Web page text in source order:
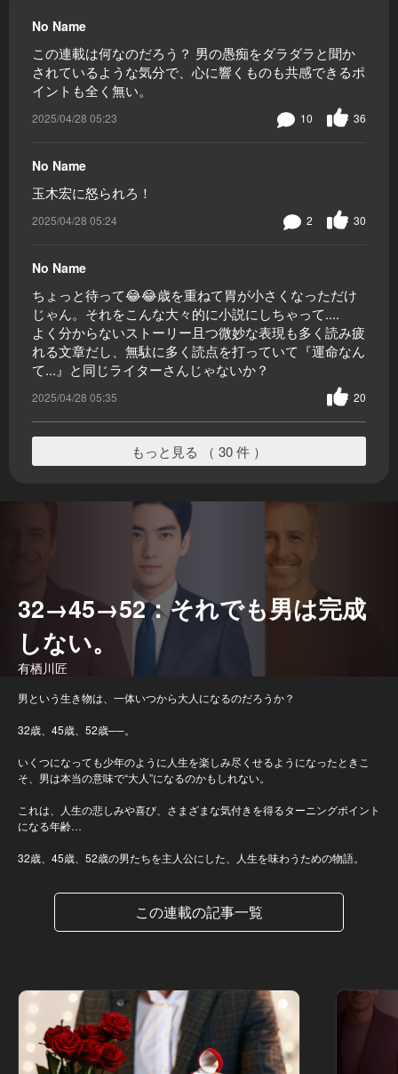
No Name
この連載は何なのだろう？ 男の愚痴をダラダラと聞か
されているような気分で、心に響くものも共感できるポ
イントも全く無い。
2025/04/28 05:23 36
10
No Name
玉木宏に怒られろ！
2025/04/28 05:24 30
2
No Name
ちょっと待って😂😂歳を重ねて胃が小さくなっただけ
じゃん。それをこんな大々的に小説にしちゃって....
よく分からないストーリー且つ微妙な表現も多く読み疲
れる文章だし、無駄に多く読点を打っていて『運命なん
て...』と同じライターさんじゃないか？
2025/04/28 05:35 20
もっと見る （ 30 件 ）
32→45→52：それでも男は完成
しない。
有栖川匠
男という生き物は、一体いつから大人になるのだろうか？
32歳、45歳、52歳──。
いくつになっても少年のように人生を楽しみ尽くせるようになったときこ
そ、男は本当の意味で“大人”になるのかもしれない。
これは、人生の悲しみや喜び、さまざまな気付きを得るターニングポイント
になる年齢…
32歳、45歳、52歳の男たちを主人公にした、人生を味わうための物語。
この連載の記事一覧